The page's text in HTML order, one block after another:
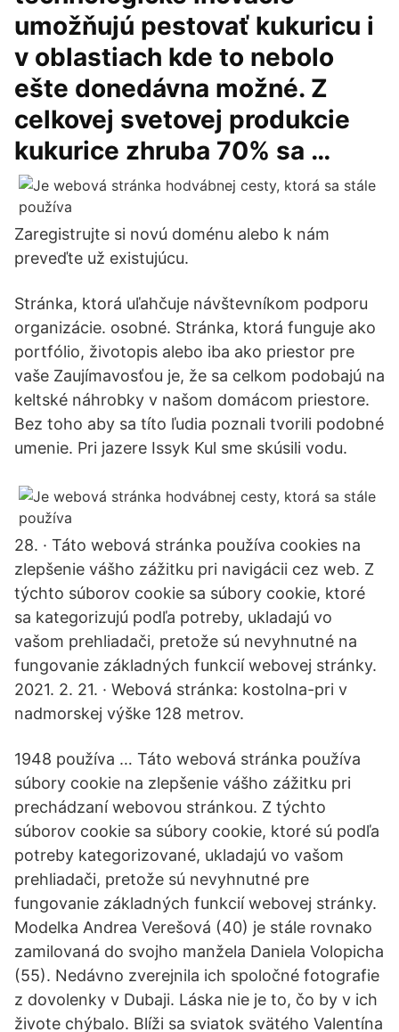
umožňujú pestovať kukuricu i
v oblastiach kde to nebolo
ešte donedávna možné. Z
celkovej svetovej produkcie
kukurice zhruba 70% sa …
Zaregistrujte si novú doménu alebo k nám
preveďte už existujúcu.
Stránka, ktorá uľahčuje návštevníkom podporu
organizácie. osobné. Stránka, ktorá funguje ako
portfólio, životopis alebo iba ako priestor pre
vaše Zaujímavosťou je, že sa celkom podobajú na
keltské náhrobky v našom domácom priestore.
Bez toho aby sa títo ľudia poznali tvorili podobné
umenie. Pri jazere Issyk Kul sme skúsili vodu.
28. · Táto webová stránka používa cookies na
zlepšenie vášho zážitku pri navigácii cez web. Z
týchto súborov cookie sa súbory cookie, ktoré
sa kategorizujú podľa potreby, ukladajú vo
vašom prehliadači, pretože sú nevyhnutné na
fungovanie základných funkcií webovej stránky.
2021. 2. 21. · Webová stránka: kostolna-pri v
nadmorskej výške 128 metrov.
1948 používa … Táto webová stránka používa
súbory cookie na zlepšenie vášho zážitku pri
prechádzaní webovou stránkou. Z týchto
súborov cookie sa súbory cookie, ktoré sú podľa
potreby kategorizované, ukladajú vo vašom
prehliadači, pretože sú nevyhnutné pre
fungovanie základných funkcií webovej stránky.
Modelka Andrea Verešová (40) je stále rovnako
zamilovaná do svojho manžela Daniela Volopicha
(55). Nedávno zverejnila ich spoločné fotografie
z dovolenky v Dubaji. Láska nie je to, čo by v ich
živote chýbalo. Blíži sa sviatok svätého Valentína